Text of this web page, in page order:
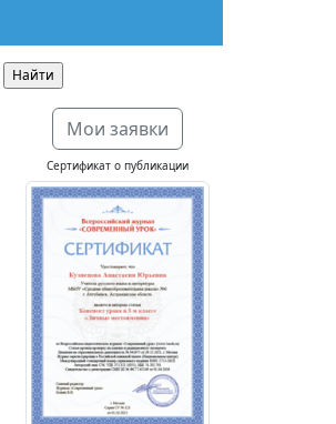
Мои заявки
Сертификат о публикации